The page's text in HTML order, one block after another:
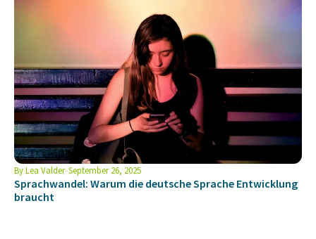
ByLea Valder September 26, 2025
Sprachwandel: Warum die deutsche Sprache Entwicklung
braucht